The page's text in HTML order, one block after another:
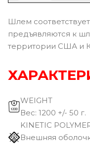
Шлем
предъявляются к
территории США и
WEIGHT
Вec: 1200 +/- 50 г.
KINETIC
Внешняя